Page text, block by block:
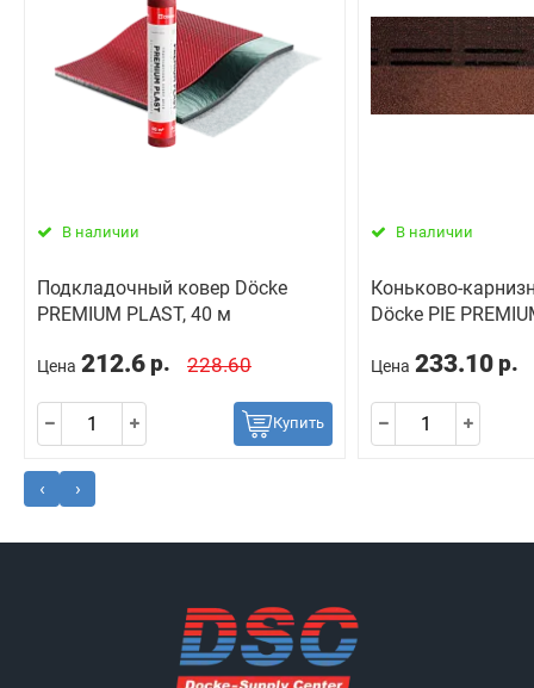
В наличии
Подкладочный ковер Dӧcke
PREMIUM PLAST, 40 м
Цена 212.6 р. 228.60
Купить
В наличии
Коньково-
Döcke PIE
Цена 233.10 р.
‹ ›